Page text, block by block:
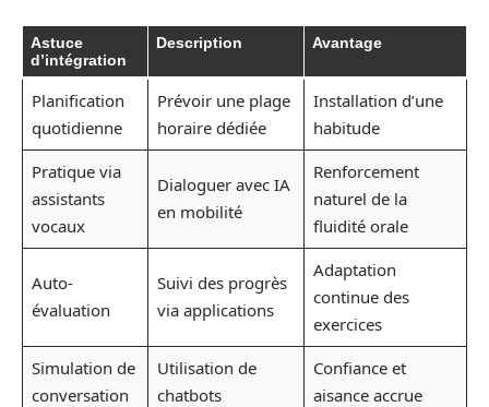
Astuce
d’intégration
Description Avantage
Planification
quotidienne
Prévoir une plage
horaire dédiée
Installation d’une
habitude
Pratique via
assistants
vocaux
Dialoguer avec IA
en mobilité
Renforcement
naturel de la
fluidité orale
Auto-
évaluation
Suivi des progrès
via applications
Adaptation
continue des
exercices
Simulation de
conversation
Utilisation de
chatbots
Confiance et
aisance accrue